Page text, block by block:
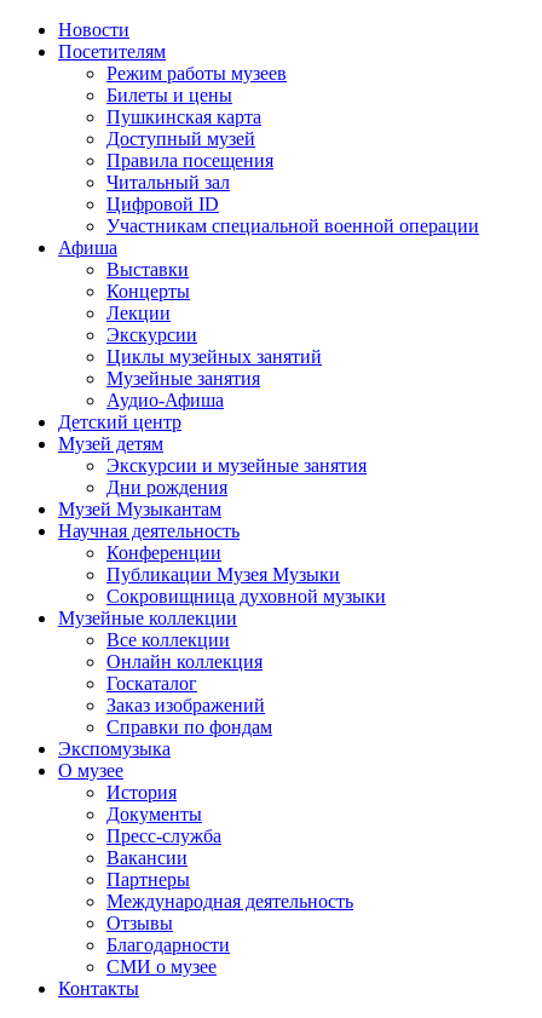
Новости
Посетителям
Режим работы музеев
Билеты и цены
Пушкинская карта
Доступный музей
Правила посещения
Читальный зал
Цифровой ID
Участникам специальной военной операции
Афиша
Выставки
Концерты
Лекции
Экскурсии
Циклы музейных занятий
Музейные занятия
Аудио-Афиша
Детский центр
Музей детям
Экскурсии и музейные занятия
Дни рождения
Музей Музыкантам
Научная деятельность
Конференции
Публикации Музея Музыки
Сокровищница духовной музыки
Музейные коллекции
Все коллекции
Онлайн коллекция
Госкаталог
Заказ изображений
Справки по фондам
Экспомузыка
О музее
История
Документы
Пресс-служба
Вакансии
Партнеры
Международная деятельность
Отзывы
Благодарности
СМИ о музее
Контакты